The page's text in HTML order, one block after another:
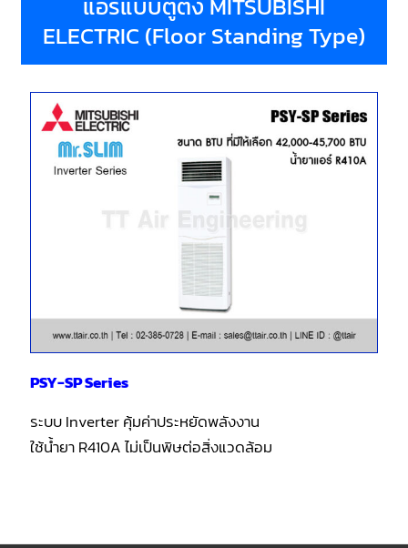
ELECTRIC (Floor Standing Type)
PSY-SP Series
ระบบ Inverter คุ้มค่าประหยัดพลังงาน
ใช้น้ำยา R410A ไม่เป็นพิษต่อสิ่งแวดล้อม